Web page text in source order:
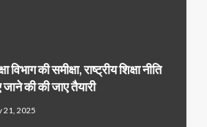
की समीक्षा, राष्ट्रीय शिक्षा नीति
जाने की की जाए तैयारी
21, 2025